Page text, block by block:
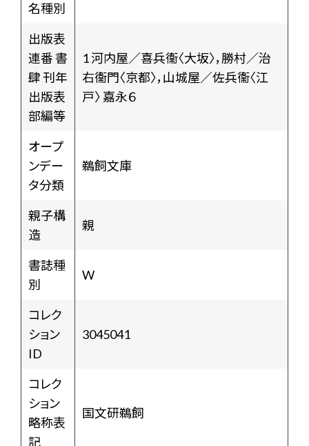
名種別
出版表
連番 書
肆 刊年
出版表
部編等
1 河内屋／喜兵衞〈大坂〉，勝村／治
右衞門〈京都〉，山城屋／佐兵衞〈江
戸〉 嘉永６
オープ
ンデー
タ分類
鵜飼文庫
親子構
造
親
書誌種
別
W
コレク
ション
ID
3045041
コレク
ション
略称表
記
国文研鵜飼